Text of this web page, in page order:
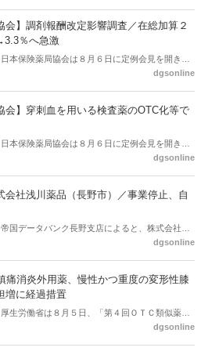
会】調剤報酬改定影響調査／在総加算２
％へ急激
日本保険薬局協会は８月６日に定例会見を開き、
酬改定に係る保険薬局への影響」の調査結果を公
た。
dgsonline
会】穿刺血を用いる検査薬のOTC化等で
日本保険薬局協会は８月６日に定例会見を開き、
査薬のOTC化等に関する要望書」を厚生労働省 医
dgsonline
会社浅川薬品（長野市）／事業停止、自
帝国データバンク長野支店によると、株式会社浅
7月31日に事業を停止し、自己破産申請の準備に
dgsonline
痛消炎外用薬、慢性かつ重度の変形性膝
増に経過措置
厚生労働省は８月５日、「第４回ＯＴＣ類似薬の
実施に向けた技術的検討会」を開催。「中間とり
dgsonline